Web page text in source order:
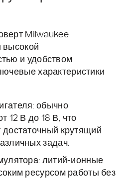
Milwaukee
высокой
и удобством
характеристики
обычно
12 В до 18 В, что
достаточный крутящий
задач.
литий-ионные
ресурсом работы без